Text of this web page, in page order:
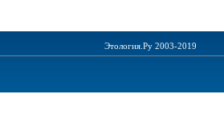
Этология.Ру 2003-2019